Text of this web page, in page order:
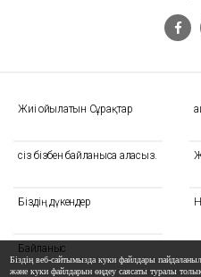
Жиі Қойылатын Сұрақтар
сіз бізбен байланыса аласыз.
Біздің дүкендер
Байланыс
Біздің веб-сайтымызда куки файлдары
және куки файлдарын өңдеу саясаты туралы